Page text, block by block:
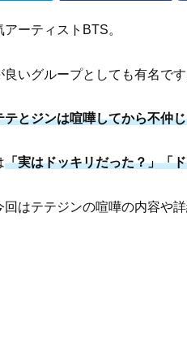
ーティストBTS。
良いグループとしても有名です
テとジンは喧嘩してから不仲
「実はドッキリだった？」「
回はテテジンの喧嘩の内容や